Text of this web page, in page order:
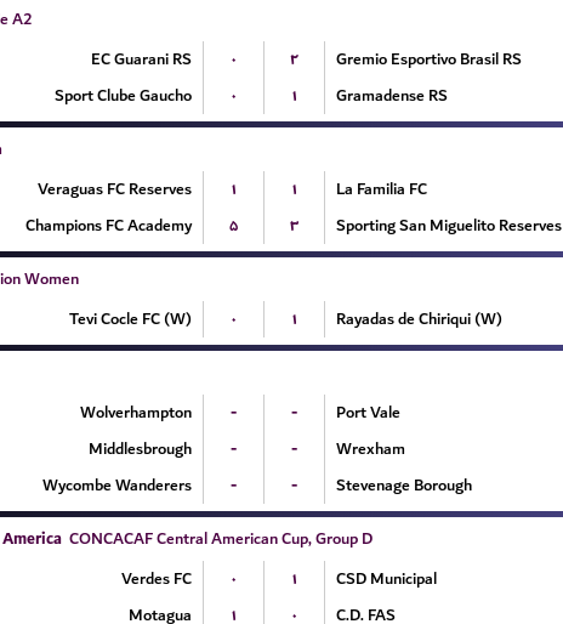
A2
EC Guarani RS
۰ ۲ Gremio Esportivo Brasil RS
Sport Clube Gaucho
۰ ۱ Gramadense RS
Veraguas FC Reserves
۱ ۱ La Familia FC
Champions FC Academy
۵ ۳ Sporting San Miguelito Reserves
Women
Tevi Cocle FC (W)
۰ ۱ Rayadas de Chiriqui (W)
Wolverhampton
- - Port Vale
Middlesbrough
- - Wrexham
Wycombe Wanderers
- - Stevenage Borough
CONCACAF Central American Cup, Group D
Verdes FC
۰ ۱ CSD Municipal
Motagua
۱ ۰ C.D. FAS